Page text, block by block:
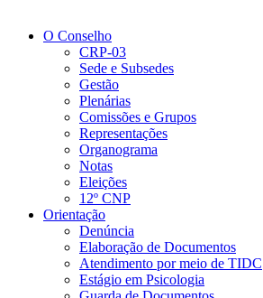
O Conselho
CRP-03
Sede e Subsedes
Gestão
Plenárias
Comissões e Grupos
Representações
Organograma
Notas
Eleições
12º CNP
Orientação
Denúncia
Elaboração de Documentos
Atendimento por meio de TIDC
Estágio em Psicologia